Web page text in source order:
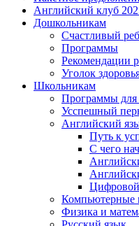
Английский клуб
Дошкольникам
Счастливый
Программы
Рекомендации
Уголок
Школьникам
Программы для
Усспешный
Английский
Путь к
С чего
Компьютерные
Физика и